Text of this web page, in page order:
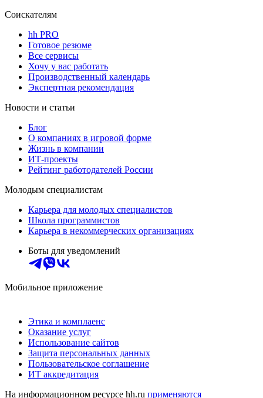
Соискателям
hh PRO
Готовое резюме
Все сервисы
Хочу у вас работать
Производственный календарь
Экспертная рекомендация
Новости и статьи
Блог
О компаниях в игровой форме
Жизнь в компании
ИТ-проекты
Рейтинг работодателей России
Молодым специалистам
Карьера для молодых специалистов
Школа программистов
Карьера в некоммерческих организациях
Боты для уведомлений
Мобильное приложение
Этика и комплаенс
Оказание услуг
Использование сайтов
Защита персональных данных
Пользовательское соглашение
ИТ аккредитация
На информационном ресурсе hh.ru применяются